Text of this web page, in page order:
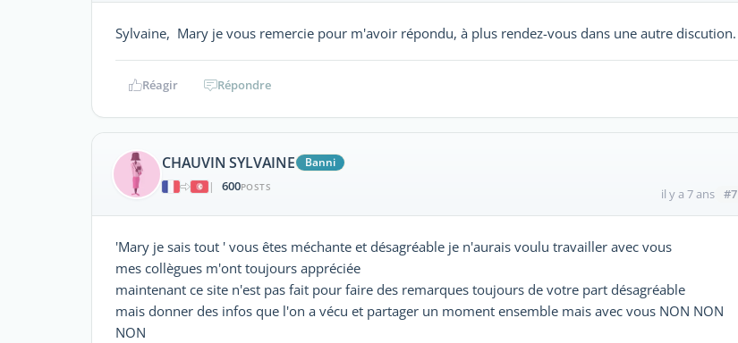
Sylvaine, Mary je vous remercie pour m'avoir répondu, à plus rendez-vous dans une autre discution.
Réagir Répondre
CHAUVIN SYLVAINE
Banni
|
600POSTS il y a 7 ans #7
'Mary je sais tout ' vous êtes méchante et désagréable je n'aurais voulu travailler avec vous
mes collègues m'ont toujours appréciée
maintenant ce site n'est pas fait pour faire des remarques toujours de votre part désagréable
mais donner des infos que l'on a vécu et partager un moment ensemble mais avec vous NON NON
NON